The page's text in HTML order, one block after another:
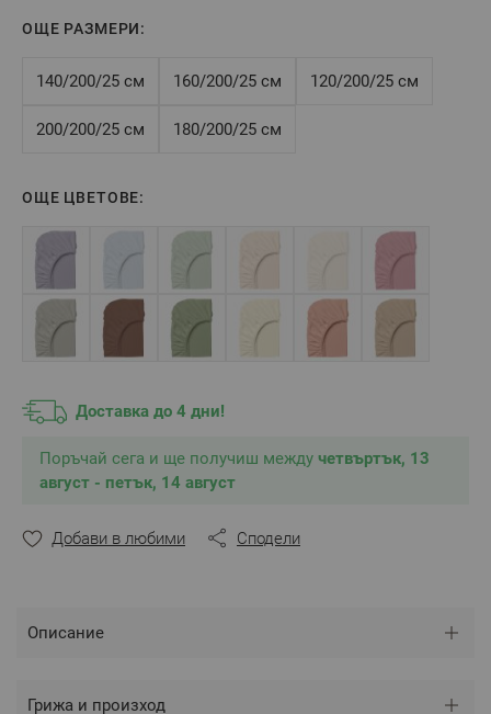
За определяне размера на чаршафа с ластик е нужно
дължина, ширина и височина.
Размер: 90/200/25 см
Състав: 100% памук ранфорс
** Снимките са илюстративни и е възможно
ОЩЕ РАЗМЕРИ:
140/200/25 см 160/200/25 см 120/200/25 см
200/200/25 см 180/200/25 см
ОЩЕ ЦВЕТОВЕ:
Доставка до 4 дни!
Поръчай сега и ще получиш между четвъртък, 13
август - петък, 14 август
Добави в любими Сподели
Описание
Грижа и произход